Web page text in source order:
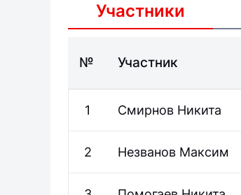
Участники
№ Участник
1 Смирнов Никита
2 Незванов Максим